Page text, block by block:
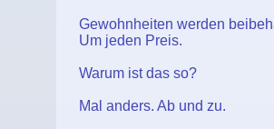
Gewohnheiten werden
Um jeden Preis.
Warum ist das so?
Mal anders. Ab und zu.